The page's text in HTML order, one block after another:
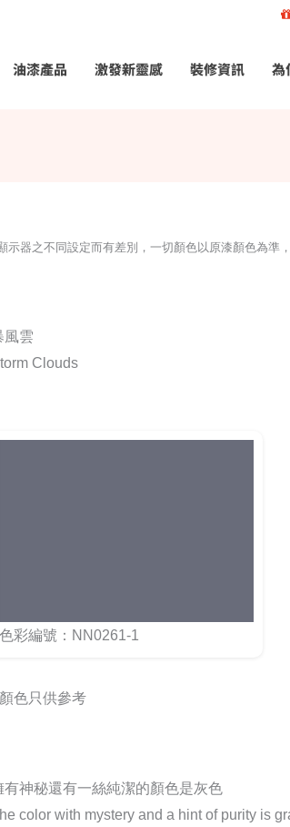
油漆產品 激發新靈感 裝修資訊 為
示器之不同設定而有差別，一切顏色以原漆顏色為準
風雲
Clouds
色彩編號：NN0261-1
色只供參考
有神秘還有一絲純潔的顏色是灰色
color with mystery and a hint of purity is